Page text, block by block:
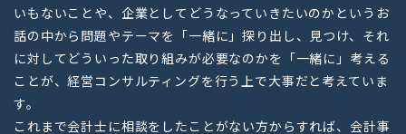
いもないことや、企業としてどうなっていきたいのかというお
話の中から問題やテーマを「一緒に」探り出し、見つけ、それ
に対してどういった取り組みが必要なのかを「一緒に」考える
ことが、経営コンサルティングを行う上で大事だと考えていま
す。
これまで会計士に相談をしたことがない方からすれば、会計事